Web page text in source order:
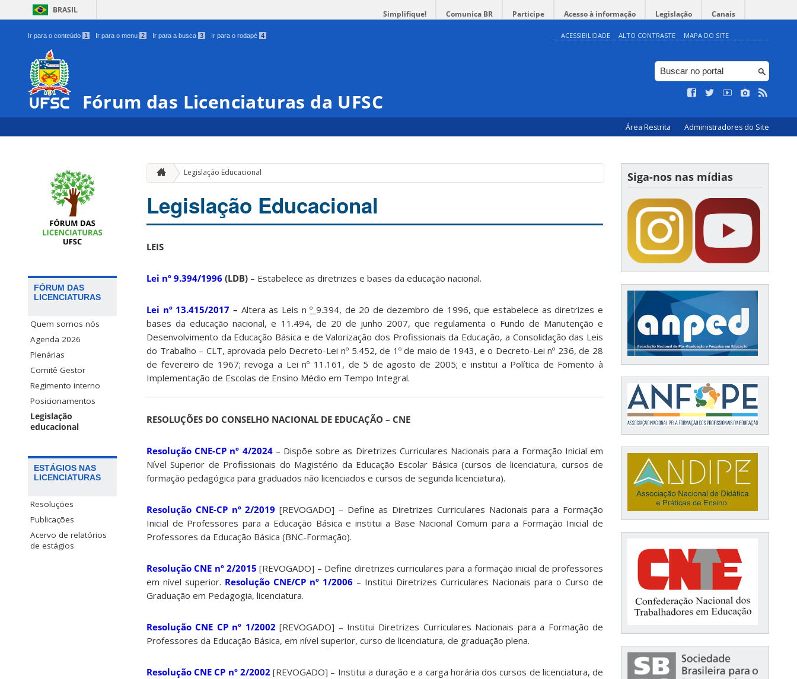
BRASIL Simplifique! Comunica BR Participe Acesso à informação Legislação Canais
Ir para o conteúdo 1 Ir para o menu 2 Ir para a busca 3 Ir para o rodapé 4 ACESSIBILIDADE ALTO CONTRASTE MAPA DO SITE
Fórum das Licenciaturas da UFSC
Área Restrita Administradores do Site
FÓRUM DAS
LICENCIATURAS
Quem somos nós
Agenda 2026
Plenárias
Comitê Gestor
Regimento interno
Posicionamentos
Legislação
educacional
ESTÁGIOS NAS
LICENCIATURAS
Resoluções
Publicações
Acervo de relatórios
de estágios
Legislação Educacional
Legislação Educacional
LEIS
Lei nº 9.394/1996 (LDB) – Estabelece as diretrizes e bases da educação nacional.
Lei nº 13.415/2017 – Altera as Leis nº 9.394, de 20 de dezembro de 1996, que estabelece as diretrizes e
bases da educação nacional, e 11.494, de 20 de junho 2007, que regulamenta o Fundo de Manutenção e
Desenvolvimento da Educação Básica e de Valorização dos Profissionais da Educação, a Consolidação das Leis
do Trabalho – CLT, aprovada pelo Decreto-Lei nº 5.452, de 1º de maio de 1943, e o Decreto-Lei nº 236, de 28
de fevereiro de 1967; revoga a Lei nº 11.161, de 5 de agosto de 2005; e institui a Política de Fomento à
Implementação de Escolas de Ensino Médio em Tempo Integral.
RESOLUÇÕES DO CONSELHO NACIONAL DE EDUCAÇÃO – CNE
Resolução CNE-CP nº 4/2024 – Dispõe sobre as Diretrizes Curriculares Nacionais para a Formação Inicial em
Nível Superior de Profissionais do Magistério da Educação Escolar Básica (cursos de licenciatura, cursos de
formação pedagógica para graduados não licenciados e cursos de segunda licenciatura).
Resolução CNE-CP nº 2/2019 [REVOGADO] – Define as Diretrizes Curriculares Nacionais para a Formação
Inicial de Professores para a Educação Básica e institui a Base Nacional Comum para a Formação Inicial de
Professores da Educação Básica (BNC-Formação).
Resolução CNE nº 2/2015 [REVOGADO] – Define diretrizes curriculares para a formação inicial de professores
em nível superior. Resolução CNE/CP nº 1/2006 – Institui Diretrizes Curriculares Nacionais para o Curso de
Graduação em Pedagogia, licenciatura.
Resolução CNE CP nº 1/2002 [REVOGADO] – Institui Diretrizes Curriculares Nacionais para a Formação de
Professores da Educação Básica, em nível superior, curso de licenciatura, de graduação plena.
Resolução CNE CP nº 2/2002[REVOGADO] – Institui a duração e a carga horária dos cursos de licenciatura, de
Siga-nos nas mídias